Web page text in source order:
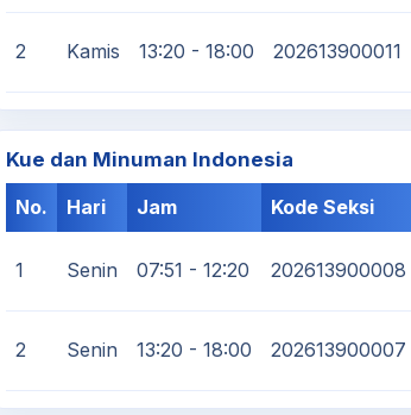
2 Kamis 13:20 - 18:00 202613900011
Kue dan Minuman Indonesia
No.
Hari Jam Kode Seksi
1 Senin 07:51 - 12:20 202613900008
2 Senin 13:20 - 18:00 202613900007